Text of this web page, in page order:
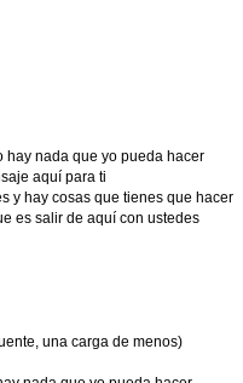
hay nada que yo pueda hacer
aquí para ti
y hay cosas que tienes que hacer
es salir de aquí con ustedes
una carga de menos)